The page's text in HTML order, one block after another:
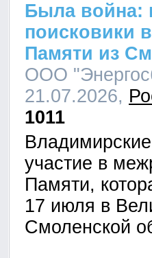
Была война:
поисковики
Памяти из
ООО
21.07.2026,
1011
участие в
Памяти,
17 июля в
Смоленской